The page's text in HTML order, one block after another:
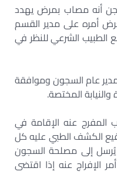
أنه مصاب بمرض يهدد
أمره على مدير القسم
الطبيب الشرعي للنظر في
مدير عام السجون وموافقة
والنيابة المختصة.
المفرج عنه الإقامة في
الكشف الطبي عليه كل
يُرسل إلى مصلحة السجون
الإفراج عنه إذا اقتضى